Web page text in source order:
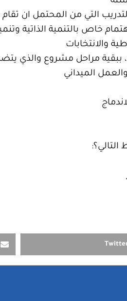
التي من المحتمل ان
خاص بالتنمية الذاتية
والانتخابات
ببقية مراحل مشروع والذي
الميداني